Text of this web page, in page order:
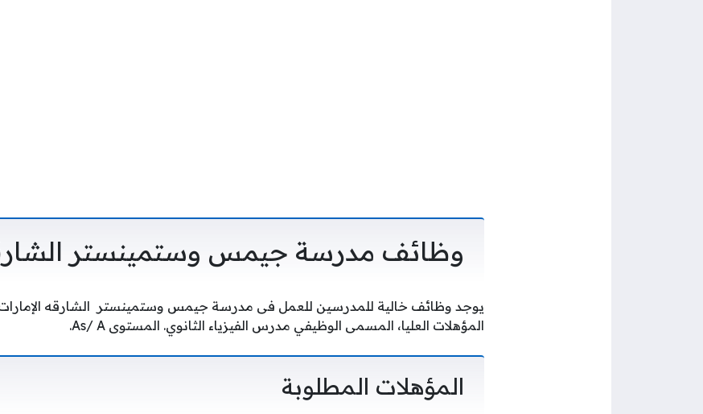
وظائف مدرسة جيمس وستمينستر
يوجد وظائف خالية للمدرسين للعمل فى مدرسة جيمس وستمينستر الشارقه
المؤهلات العليا، المسمى الوظيفي مدرس الفيزياء الثانوي. المستوى As/ A.
المؤهلات المطلوبة